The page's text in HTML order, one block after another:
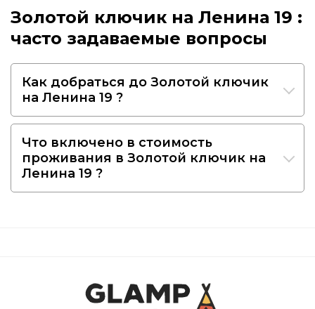
Золотой ключик на Ленина 19 :
часто задаваемые вопросы
Как добраться до Золотой ключик
на Ленина 19 ?
Что включено в стоимость
проживания в Золотой ключик на
Ленина 19 ?